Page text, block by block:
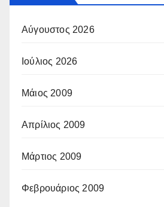
Αύγουστος 2026
Ιούλιος 2026
Μάιος 2009
Απρίλιος 2009
Μάρτιος 2009
Φεβρουάριος 2009